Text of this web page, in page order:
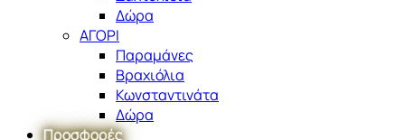
Δώρα
ΑΓΟΡΙ
Παραμάνες
Βραχιόλια
Κωνσταντινάτα
Δώρα
Προσφορές